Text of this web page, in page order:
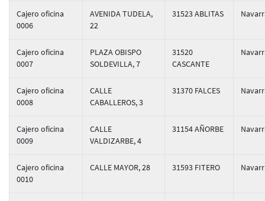
Cajero oficina
0006
AVENIDA TUDELA,
22
31523 ABLITAS
Cajero oficina
0007
PLAZA OBISPO
SOLDEVILLA, 7
31520
CASCANTE
Cajero oficina
0008
CALLE
CABALLEROS, 3
31370 FALCES
Cajero oficina
0009
CALLE
VALDIZARBE, 4
31154 AÑORBE
Cajero oficina
0010
CALLE MAYOR, 28 31593 FITERO